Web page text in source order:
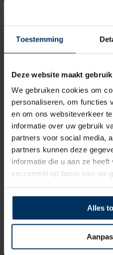
Toestemming
Deze website maakt
We gebruiken cookies om
personaliseren, om functies
en om ons websiteverkeer
informatie over uw gebruik
partners voor social media,
partners kunnen deze
informatie die u aan ze
verzameld op basis van uw
Alles
Elastiek 4
€0,85